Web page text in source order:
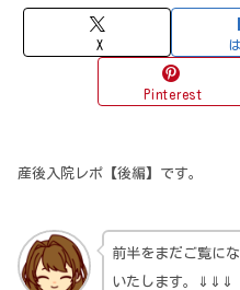
X
Pinterest
産後入院レポ【後編】です。
前半をまだご覧に
いたします。⇓⇓⇓